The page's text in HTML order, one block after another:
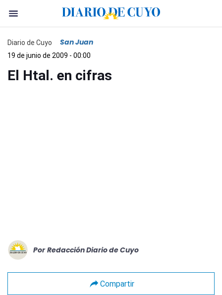
Diario de Cuyo San Juan
19 de junio de 2009 - 00:00
El Htal. en cifras
Por Redacción Diario de Cuyo
Compartir